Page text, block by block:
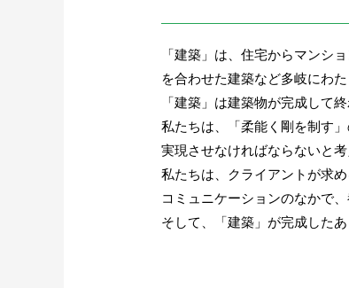
「建築」は、住宅からマンシ
を合わせた建築など多岐にわた
「建築」は建築物が完成して
私たちは、「柔能く剛を制す
実現させなければならないと考
私たちは、クライアントが求
コミュニケーションのなかで
そして、「建築」が完成した